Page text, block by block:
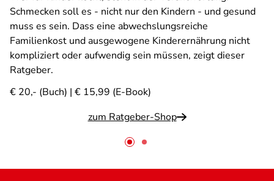
Schmecken soll es - nicht nur den Kindern - und gesund
muss es sein. Dass eine abwechslungsreiche
Familienkost und ausgewogene Kinderernährung nicht
kompliziert oder aufwendig sein müssen, zeigt dieser
Ratgeber.
€ 20,- (Buch) | € 15,99 (E-Book)
zum Ratgeber-Shop